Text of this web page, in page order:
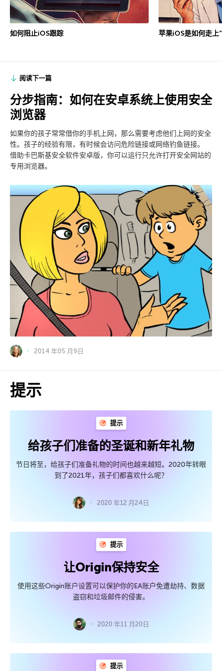
如何阻止iOS跟踪 苹果iOS是如何走上
阅读下一篇
分步指南：如何在安卓系统上使用安全
浏览器
如果你的孩子常常借你的手机上网，那么需要考虑他们上网的安全
性。孩子的经验有限，有时候会访问危险链接或网络钓鱼链接。
借助卡巴斯基安全软件安卓版，你可以运行只允许打开安全网站的
专用浏览器。
2014 年05 月9日
提示
提示
给孩子们准备的圣诞和新年礼物
节日将至，给孩子们准备礼物的时间也越来越短。2020年转眼
到了2021年，孩子们都喜欢什么呢？
2020 年12 月24日
提示
让Origin保持安全
使用这些Origin账户设置可以保护你的EA账户免遭劫持、数据
盗窃和垃圾邮件的侵害。
2020 年11 月20日
提示